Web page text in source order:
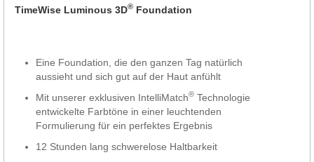
TimeWise Luminous 3D® Foundation
Eine Foundation, die den ganzen Tag natürlich
aussieht und sich gut auf der Haut anfühlt
Mit unserer exklusiven IntelliMatch® Technologie
entwickelte Farbtöne in einer leuchtenden
Formulierung für ein perfektes Ergebnis
12 Stunden lang schwerelose Haltbarkeit